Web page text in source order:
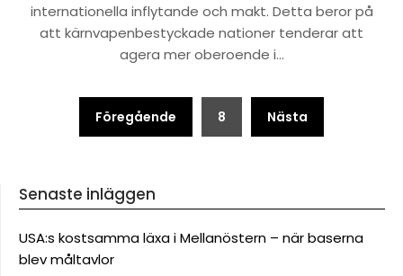
internationella inflytande och makt. Detta beror på
att kärnvapenbestyckade nationer tenderar att
agera mer oberoende i…
Sidnumrering
Föregående 8 Nästa
Senaste inläggen
USA:s kostsamma läxa i Mellanöstern – när baserna
blev måltavlor